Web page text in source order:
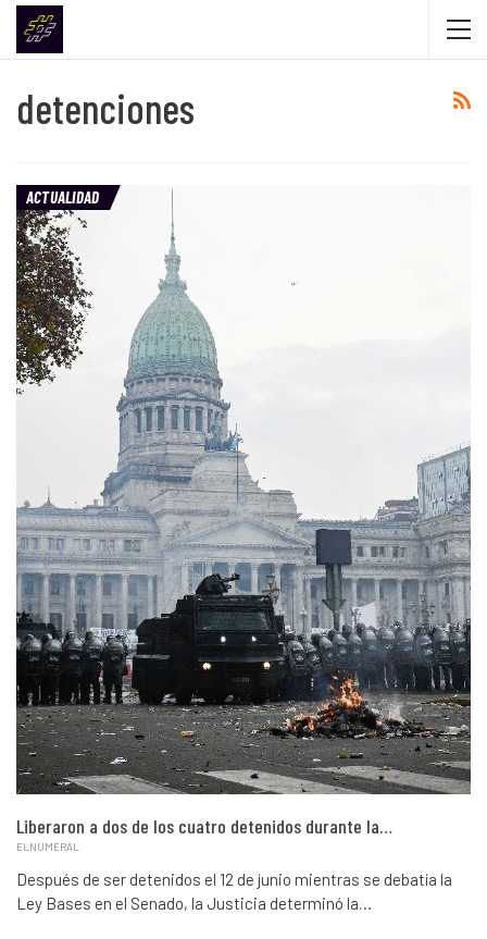
detenciones
ACTUALIDAD
Liberaron a dos de los cuatro detenidos durante la…
ELNUMERAL
Después de ser detenidos el 12 de junio mientras se debatía la
Ley Bases en el Senado, la Justicia determinó la…